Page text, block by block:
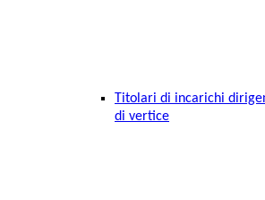
Titolari di incarichi
di vertice